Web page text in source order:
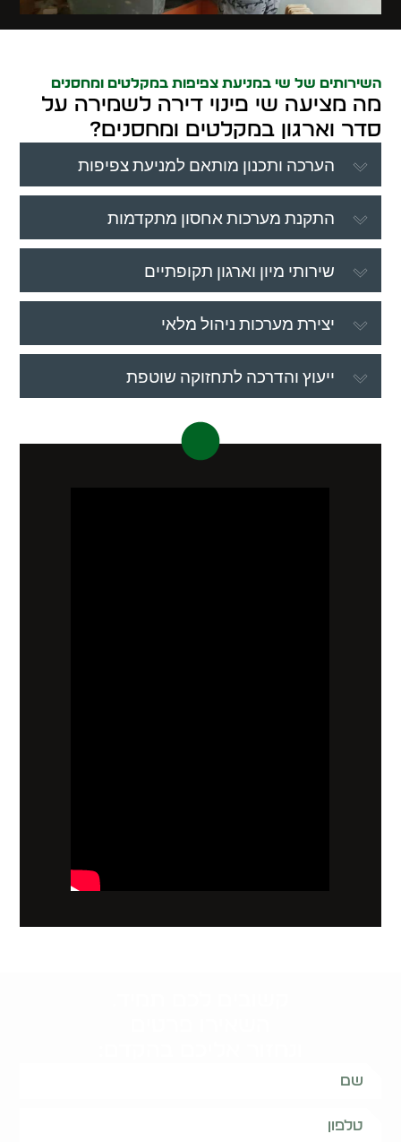
השירותים של שי במניעת צפיפות במקלטים ומחסנים
מה מציעה שי פינוי דירה לשמירה על
סדר וארגון במקלטים ומחסנים?
הערכה ותכנון מותאם למניעת צפיפות
התקנת מערכות אחסון מתקדמות
שירותי מיון וארגון תקופתיים
יצירת מערכות ניהול מלאי
ייעוץ והדרכה לתחזוקה שוטפת